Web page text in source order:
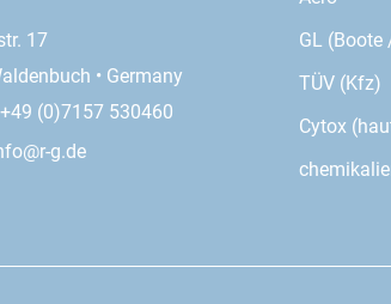
17
• Germany
(0)7157 530460
g.de
GL
TÜV (Kfz)
Cytox